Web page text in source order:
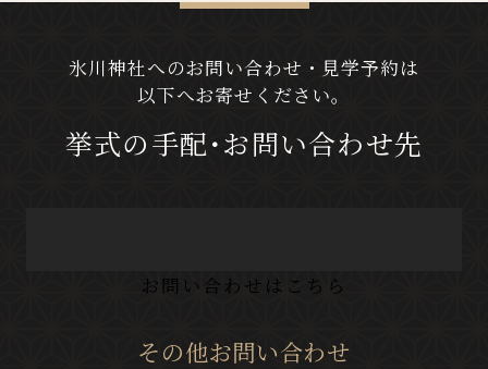
氷川神社へのお問い合わせ・見学予約は
以下へお寄せください。
挙式の手配･お問い合わせ先
お問い合わせはこちら
その他お問い合わせ